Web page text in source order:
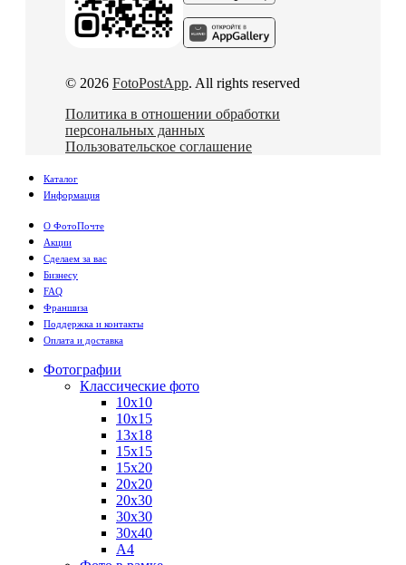
© 2026 FotoPostApp. All rights reserved
Политика в отношении обработки
персональных данных
Пользовательское соглашение
Каталог
Информация
О ФотоПочте
Акции
Сделаем за вас
Бизнесу
FAQ
Франшиза
Поддержка и контакты
Оплата и доставка
Фотографии
Классические фото
10х10
10х15
13х18
15х15
15х20
20х20
20х30
30х30
30х40
А4